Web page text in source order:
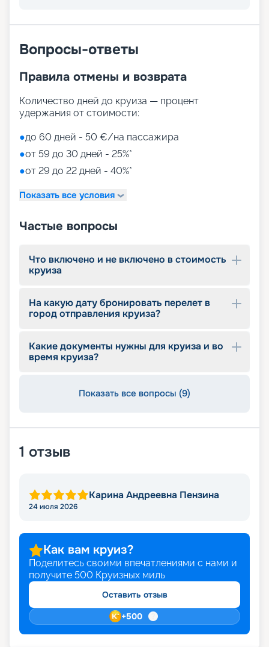
Вопросы-ответы
Правила отмены и возврата
Количество дней до круиза — процент
удержания от стоимости:
●до 60 дней - 50 €/на пассажира
●от 59 до 30 дней - 25%*
●от 29 до 22 дней - 40%*
Показать все условия
Частые вопросы
Что включено и не включено в стоимость
круиза
На какую дату бронировать перелет в
город отправления круиза?
Какие документы нужны для круиза и во
время круиза?
Показать все вопросы (9)
1 отзыв
Карина Андреевна Пензина
24 июля 2026
Как вам круиз?
Поделитесь своими впечатлениями с нами и
получите 500 Круизных миль
Оставить отзыв
+500